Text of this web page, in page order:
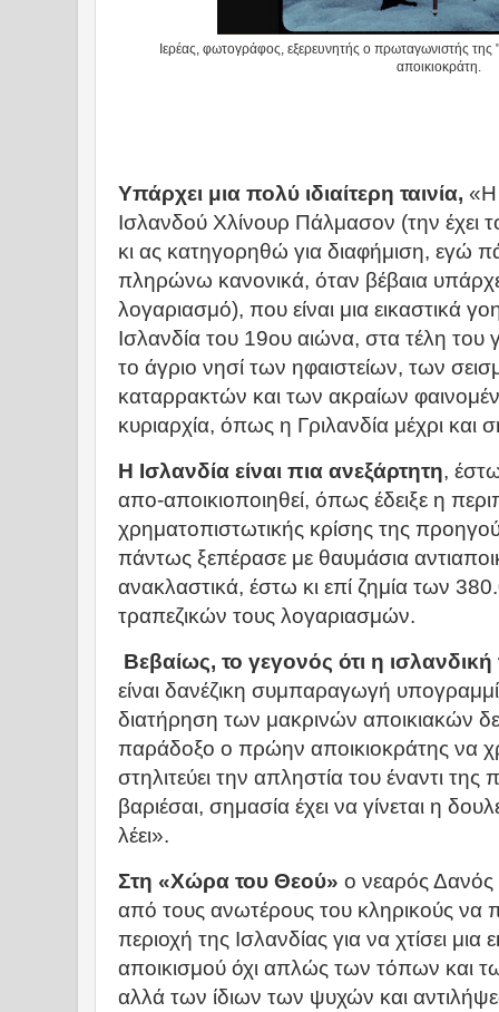
Ιερέας, φωτογράφος, εξερευνητής ο πρωταγωνιστής
αποικιοκράτη.
Υπάρχει μια πολύ ιδιαίτερη ταινία, «Η
Ισλανδού Χλίνουρ Πάλμασον (την έχει
κι ας κατηγορηθώ για διαφήμιση, εγώ
πληρώνω κανονικά, όταν βέβαια
λογαριασμό), που είναι μια εικαστικά
Ισλανδία του 19ου αιώνα, στα τέλη του
το άγριο νησί των ηφαιστείων, των
καταρρακτών και των ακραίων
κυριαρχία, όπως η Γριλανδία μέχρι και
Η Ισλανδία είναι πια ανεξάρτητη,
απο-αποικιοποιηθεί, όπως έδειξε η
χρηματοπιστωτικής κρίσης της
πάντως ξεπέρασε με θαυμάσια
ανακλαστικά, έστω κι επί ζημία των
τραπεζικών τους λογαριασμών.
Βεβαίως, το γεγονός ότι η ισλανδική
είναι δανέζικη συμπαραγωγή
διατήρηση των μακρινών αποικιακών
παράδοξο ο πρώην αποικιοκράτης να
στηλιτεύει την απληστία του έναντι
βαριέσαι, σημασία έχει να γίνεται η
λέει».
Στη «Χώρα του Θεού» ο νεαρός Δανός
από τους ανωτέρους του κληρικούς να
περιοχή της Ισλανδίας για να χτίσει
αποικισμού όχι απλώς των τόπων και
αλλά των ίδιων των ψυχών και